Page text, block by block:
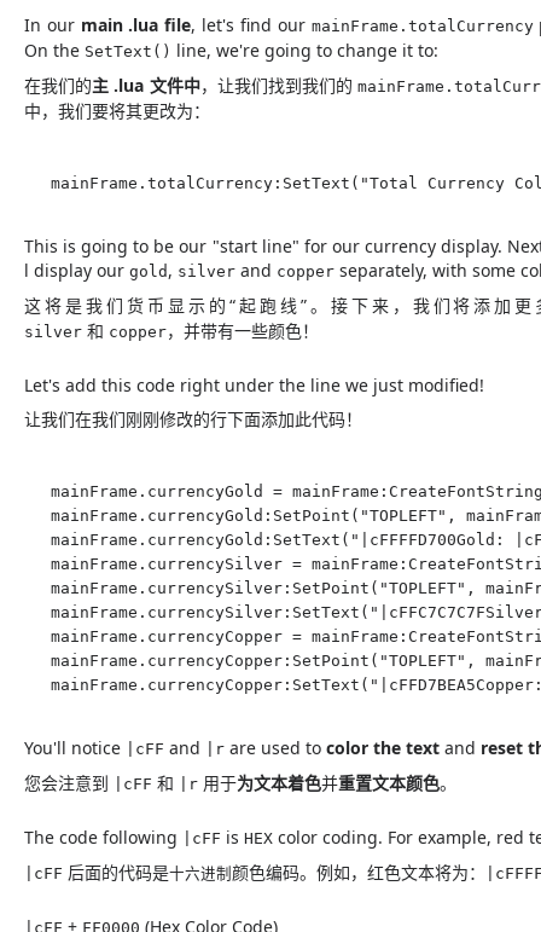
In our main .lua file, let's find our mainFrame.totalCurrency
On the SetText() line, we're going to change it to:
在我们的主 .lua 文件中，让我们找到我们的
中，我们要将其更改为：
mainFrame.totalCurrency:SetText("Total Currency
This is going to be our "start line" for our currency display.
l display our gold , silver and copper separately, with some
这将是我们货币显示的“起跑线”。接下来，我们将添加
silver 和 copper，并带有一些颜色！
Let's add this code right under the line we just modified!
让我们在我们刚刚修改的行下面添加此代码！
mainFrame.currencyGold =
mainFrame.currencyGold:SetPoint("TOPLEFT",
mainFrame.currencyGold:SetText("|cFFFFD700Gold:
mainFrame.currencySilver =
mainFrame.currencySilver:SetPoint("TOPLEFT",
mainFrame.currencyCopper =
mainFrame.currencyCopper:SetPoint("TOPLEFT",
You'll notice |cFF and |r are used to color the text and reset
您会注意到
|cFF 和 |r 用于为文本着色并重置文本颜色。
The code following |cFF is HEX color coding. For example, red
|cFF 后面的代码是十六进制 颜色编码。例如，红色文本将为：
|cFF + FF0000 (Hex Color Code)